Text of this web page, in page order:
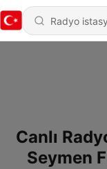
Canlı
Seymen